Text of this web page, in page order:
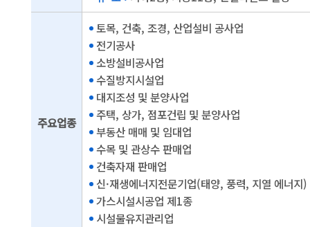
주요업종
토목, 건축, 조경, 산업설비 공사업
전기공사
소방설비공사업
수질방지시설업
대지조성 및 분양사업
주택, 상가, 점포건립 및 분양사업
부동산 매매 및 임대업
수목 및 관상수 판매업
건축자재 판매업
신·재생에너지전문기업(태양, 풍력, 지열 에너지)
가스시설시공업 제1종
시설물유지관리업